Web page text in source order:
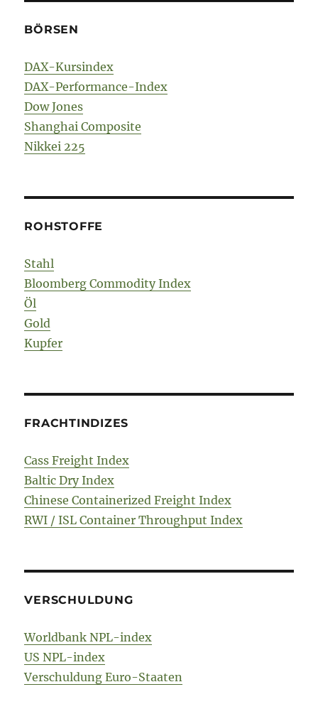
BÖRSEN
DAX-Kursindex
DAX-Performance-Index
Dow Jones
Shanghai Composite
Nikkei 225
ROHSTOFFE
Stahl
Bloomberg Commodity Index
Öl
Gold
Kupfer
FRACHTINDIZES
Cass Freight Index
Baltic Dry Index
Chinese Containerized Freight Index
RWI / ISL Container Throughput Index
VERSCHULDUNG
Worldbank NPL-index
US NPL-index
Verschuldung Euro-Staaten